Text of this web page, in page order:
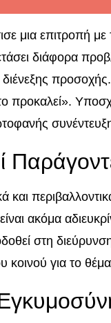
μια επιτροπή με
διάφορα
προκαλεί».
και
ακόμα
στη
κοινού για το